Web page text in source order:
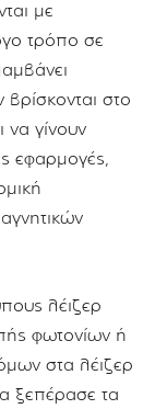
με
τρόπο σε
στο
να γίνουν
εφαρμογές,
λέιζερ
φωτονίων ή
στα λέιζερ
ξεπέρασε τα